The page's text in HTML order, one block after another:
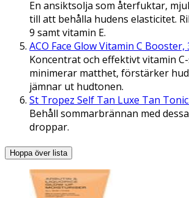
En ansiktsolja som återfuktar,
till att behålla hudens elasticitet.
9 samt vitamin E.
ACO Face Glow Vitamin C Booster,
Koncentrat och effektivt vitamin
minimerar matthet, förstärker
jämnar ut hudtonen.
St Tropez Self Tan Luxe Tan
Behåll sommarbrännan med
droppar.
Hoppa över lista